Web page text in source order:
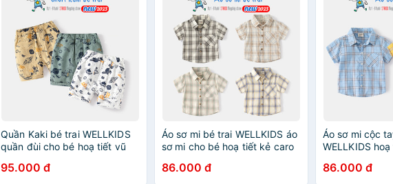
Quần Kaki bé trai WELLKIDS
quần đùi cho bé hoạ tiết vũ
95.000 đ
Áo sơ mi bé trai WELLKIDS áo
sơ mi cho bé hoạ tiết kẻ caro
86.000 đ
Áo sơ mi cộc
WELLKIDS
86.000 đ